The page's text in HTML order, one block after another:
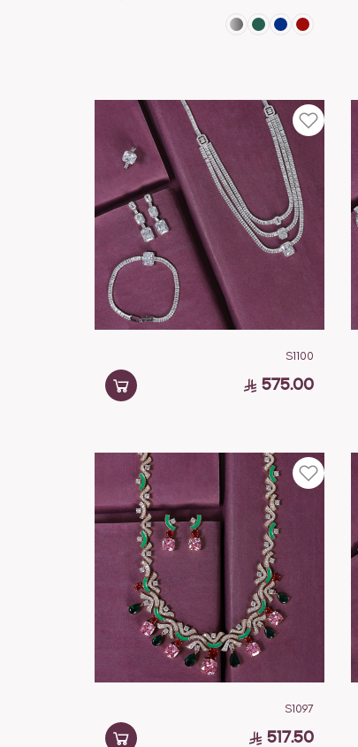
S1100
575.00
S1097
517.50